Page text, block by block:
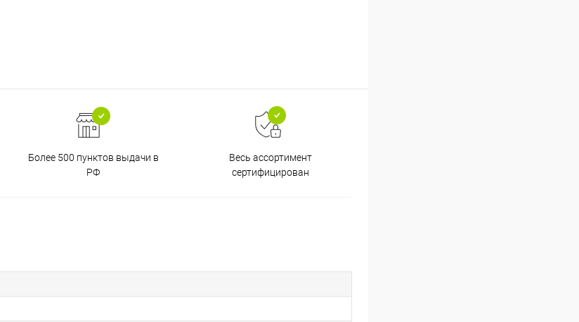
Более 500 пунктов выдачи в
РФ
Весь ассортимент
сертифицирован